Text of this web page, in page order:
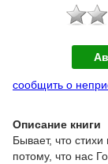
сообщить о
Описание книги
Бывает, что
потому, что нас